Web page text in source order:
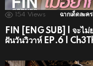
154 Views ฉากเด็ดละคร
FIN [ENG SUB] | จะไม่
ฝันวันวิวาห์ EP.6 |